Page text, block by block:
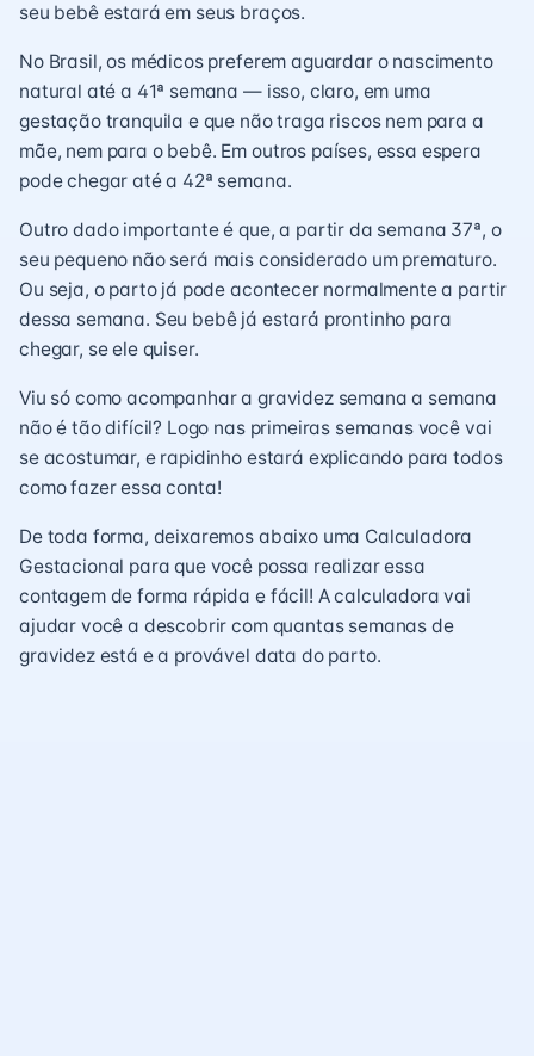
seu bebê estará em seus braços.
No Brasil, os médicos preferem aguardar o nascimento
natural até a 41ª semana — isso, claro, em uma
gestação tranquila e que não traga riscos nem para a
mãe, nem para o bebê. Em outros países, essa espera
pode chegar até a 42ª semana.
Outro dado importante é que, a partir da semana 37ª, o
seu pequeno não será mais considerado um prematuro.
Ou seja, o parto já pode acontecer normalmente a partir
dessa semana. Seu bebê já estará prontinho para
chegar, se ele quiser.
Viu só como acompanhar a gravidez semana a semana
não é tão difícil? Logo nas primeiras semanas você vai
se acostumar, e rapidinho estará explicando para todos
como fazer essa conta!
De toda forma, deixaremos abaixo uma Calculadora
Gestacional para que você possa realizar essa
contagem de forma rápida e fácil! A calculadora vai
ajudar você a descobrir com quantas semanas de
gravidez está e a provável data do parto.